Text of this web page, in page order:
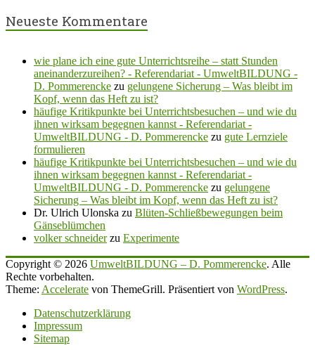
Neueste Kommentare
wie plane ich eine gute Unterrichtsreihe – statt Stunden
aneinanderzureihen? - Referendariat - UmweltBILDUNG -
D. Pommerencke zu gelungene Sicherung – Was bleibt im
Kopf, wenn das Heft zu ist?
häufige Kritikpunkte bei Unterrichtsbesuchen – und wie du
ihnen wirksam begegnen kannst - Referendariat -
UmweltBILDUNG - D. Pommerencke zu gute Lernziele
formulieren
häufige Kritikpunkte bei Unterrichtsbesuchen – und wie du
ihnen wirksam begegnen kannst - Referendariat -
UmweltBILDUNG - D. Pommerencke zu gelungene
Sicherung – Was bleibt im Kopf, wenn das Heft zu ist?
Dr. Ulrich Ulonska zu Blüten-Schließbewegungen beim
Gänseblümchen
volker schneiderzu Experimente
Copyright © 2026 UmweltBILDUNG – D. Pommerencke. Alle
Rechte vorbehalten.
Theme: Accelerate von ThemeGrill. Präsentiert von WordPress.
Datenschutzerklärung
Impressum
Sitemap